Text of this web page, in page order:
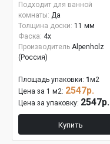
Подходит для ванной
комнаты: Да
Толщина доски: 11 мм
Фаска: 4x
Производитель Alpenholz
(Россия)
Площадь упаковки: 1 м2
Цена за 1 м2: 2547р.
Цена за упаковку: 2547р.
Купить